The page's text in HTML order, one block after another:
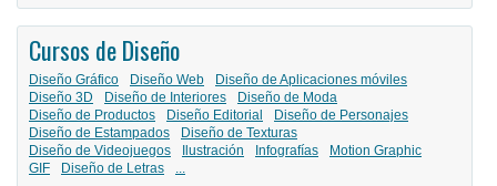
Cursos de Diseño
Diseño Gráfico Diseño Web
Diseño de Aplicaciones móviles
Diseño 3D
Diseño de Interiores
Diseño de Moda
Diseño de Productos
Diseño Editorial
Diseño de Personajes
Diseño de Estampados
Diseño de Texturas
Diseño de Videojuegos
Ilustración Infografías
Motion Graphic
GIF
Diseño de Letras ...